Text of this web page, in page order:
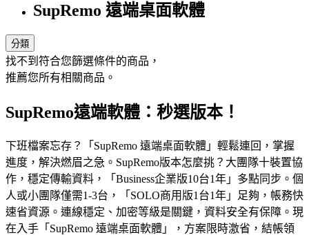
SupRemo 遠端桌面軟體
分類
找不到符合您篩選條件的商品，
推薦您所有相關商品。
SupRemo遠端軟體：秒選版本！
下班檔案忘存？「SupRemo 遠端桌面軟體」輕鬆連回，掌握
進度，解決燃眉之急。SupRemo版本怎麼挑？大團隊十裝置協
作，穩定傳輸資料，「Business企業版10台1年」多點同步。個
人或小團隊僅需1-3台，「SOLO商用版1台1年」足夠，帳務快
速省資源。連線穩定、加密等級是關鍵，資料安全有保障。現
在入手「SupRemo 遠端桌面軟體」，方案限時激省，結帳領